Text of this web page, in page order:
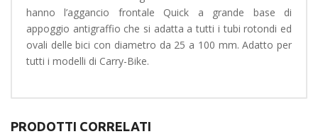
hanno l’aggancio frontale Quick a grande base di
appoggio antigraffio che si adatta a tutti i tubi rotondi ed
ovali delle bici con diametro da 25 a 100 mm. Adatto per
tutti i modelli di Carry-Bike.
PRODOTTI CORRELATI